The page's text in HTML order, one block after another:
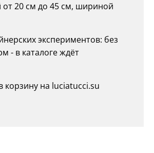
20 см до 45 см, шириной
экспериментов: без
- в каталоге ждёт
корзину на luciatucci.su